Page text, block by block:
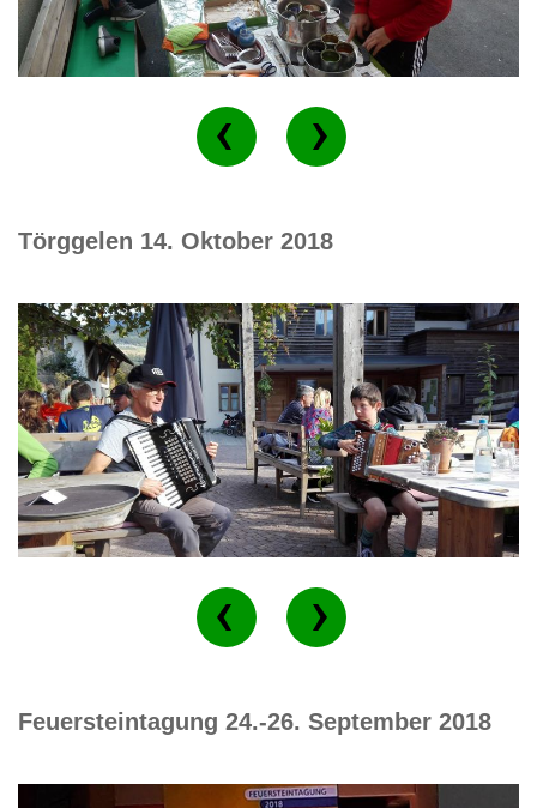
Törggelen 14. Oktober 2018
Feuersteintagung 24.-26. September 2018